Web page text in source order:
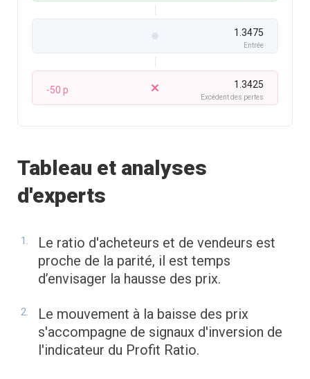
1.3475
Entrée
-50 p 1.3425
Excédent des pertes
Tableau et analyses
d'experts
Le ratio d'acheteurs et de vendeurs est
proche de la parité, il est temps
d’envisager la hausse des prix.
Le mouvement à la baisse des prix
s'accompagne de signaux d'inversion de
l'indicateur du Profit Ratio.